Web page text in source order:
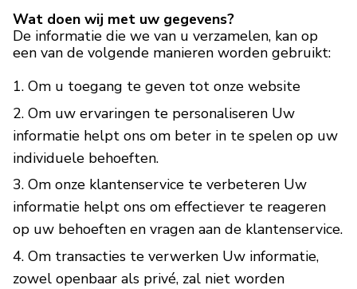
Wat doen wij met uw gegevens?
De informatie die we van u verzamelen, kan op
een van de volgende manieren worden gebruikt:
Om u toegang te geven tot onze website
Om uw ervaringen te personaliseren Uw
informatie helpt ons om beter in te spelen op uw
individuele behoeften.
Om onze klantenservice te verbeteren Uw
informatie helpt ons om effectiever te reageren
op uw behoeften en vragen aan de klantenservice.
Om transacties te verwerken Uw informatie,
zowel openbaar als privé, zal niet worden